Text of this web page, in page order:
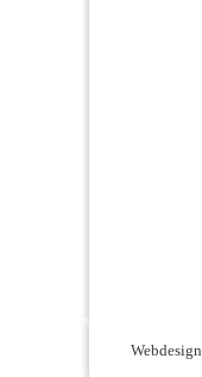
Webdesign